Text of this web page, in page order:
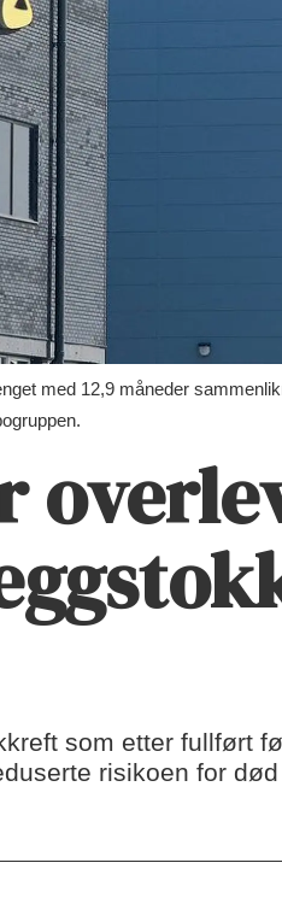
med 12,9 måneder
som etter fullført
risikoen for